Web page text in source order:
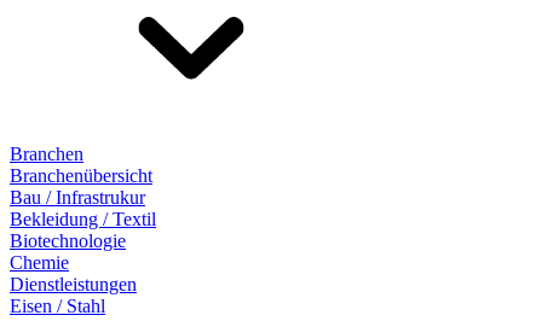
Branchen
Branchenübersicht
Bau / Infrastrukur
Bekleidung / Textil
Biotechnologie
Chemie
Dienstleistungen
Eisen / Stahl